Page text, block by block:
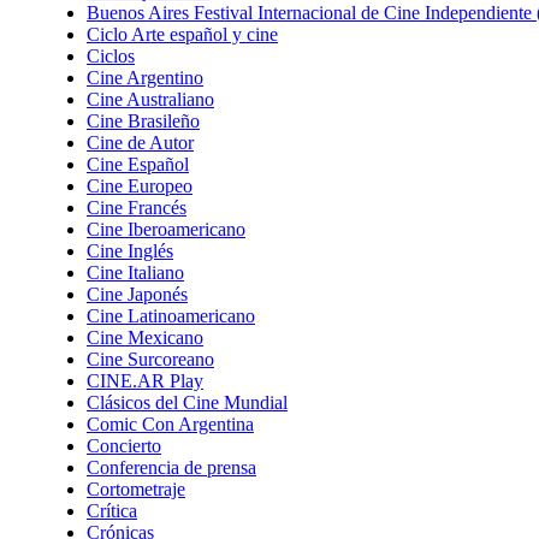
Buenos Aires Festival Internacional de Cine
Ciclo Arte español y cine
Ciclos
Cine Argentino
Cine Australiano
Cine Brasileño
Cine de Autor
Cine Español
Cine Europeo
Cine Francés
Cine Iberoamericano
Cine Inglés
Cine Italiano
Cine Japonés
Cine Latinoamericano
Cine Mexicano
Cine Surcoreano
CINE.AR Play
Clásicos del Cine Mundial
Comic Con Argentina
Concierto
Conferencia de prensa
Cortometraje
Crítica
Crónicas